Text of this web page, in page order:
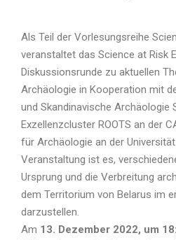
Als Teil der Vorlesungsreihe
veranstaltet das Science at Risk
Diskussionsrunde zu aktuellen
Archäologie in Kooperation mit
und Skandinavische Archäologie
Exzellenzcluster ROOTS an der
für Archäologie an der
Veranstaltung ist es,
Ursprung und die Verbreitung
dem Territorium von Belarus im
darzustellen.
Am 13. Dezember 2022, um